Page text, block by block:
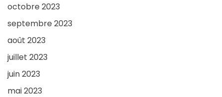
octobre 2023
septembre 2023
août 2023
juillet 2023
juin 2023
mai 2023